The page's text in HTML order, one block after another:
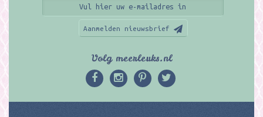
Aanmelden nieuwsbrief
Volg meerleuks.nl